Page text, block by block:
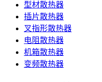
型材散热器
插片散热器
叉指形散热器
电阻散热器
机箱散热器
变频散热器